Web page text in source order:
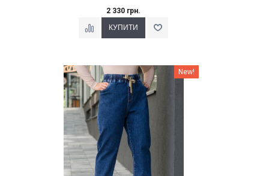
2 330 грн.
Наклейки Варіант з % New!